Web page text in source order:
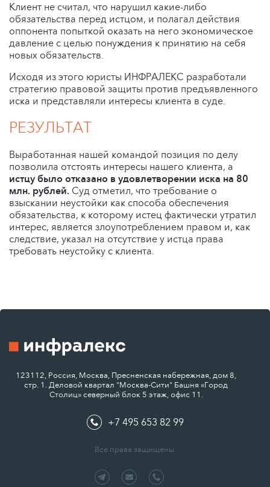
Клиент не считал, что нарушил какие-либо
обязательства перед истцом, и полагал действия
оппонента попыткой оказать на него экономическое
давление с целью понуждения к принятию на себя
новых обязательств.
Исходя из этого юристы ИНФРАЛЕКС разработали
стратегию правовой защиты против предъявленного
иска и представляли интересы клиента в суде.
РЕЗУЛЬТАТ
Выработанная нашей командой позиция по делу
позволила отстоять интересы нашего клиента, а
истцу было отказано в удовлетворении иска на 80
млн. рублей. Суд отметил, что требование о
взыскании неустойки как способа обеспечения
обязательства, к которому истец фактически утратил
интерес, является злоупотреблением правом и, как
следствие, указал на отсутствие у истца права
требовать неустойку с клиента.
123112, Россия, Москва, Пресненская набережная, дом 8,
стр. 1. Деловой квартал "Москва-Сити" Башня «Город
Столиц» северный блок 5 этаж, офис 11.
+7 495 653 82 99
Все права защищены.